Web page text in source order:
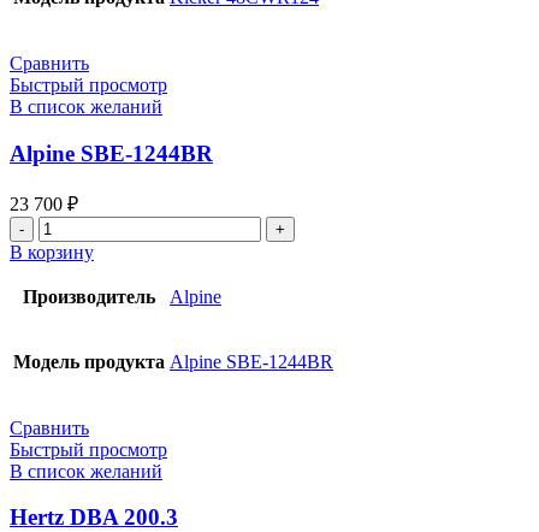
Сравнить
Быстрый просмотр
В список желаний
Alpine SBE-1244BR
23 700 ₽
Количество
товара
Alpine
SBE-
1244BR
В корзину
Производитель Alpine
Модель продукта Alpine SBE-1244BR
Сравнить
Быстрый просмотр
В список желаний
Hertz DBA 200.3